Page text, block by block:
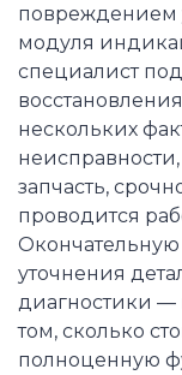
повреждением
модуля
специалист
нескольких
запчасть,
проводится
Окончательную
уточнения
диагностики —
том, сколько
полноценную